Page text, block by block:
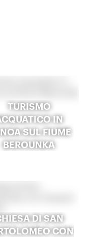
TURISMO
IN
SUL FIUME
BEROUNKA
DI SAN
CON